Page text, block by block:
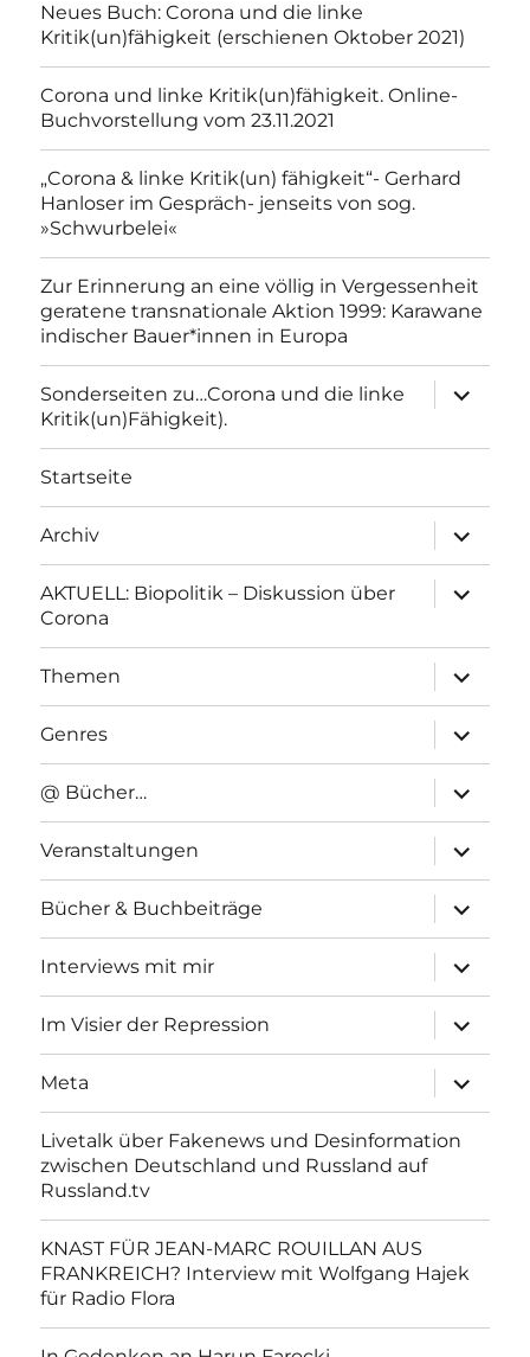
Neues Buch: Corona und die linke
Kritik(un)fähigkeit (erschienen Oktober 2021)
Corona und linke Kritik(un)fähigkeit. Online-
Buchvorstellung vom 23.11.2021
„Corona & linke Kritik(un) fähigkeit“- Gerhard
Hanloser im Gespräch- jenseits von sog.
»Schwurbelei«
Zur Erinnerung an eine völlig in Vergessenheit
geratene transnationale Aktion 1999: Karawane
indischer Bauer*innen in Europa
Sonderseiten zu…Corona und die linke
Kritik(un)Fähigkeit).
anzeigen
Startseite
Archiv
anzeigen
AKTUELL: Biopolitik – Diskussion über
Corona
anzeigen
Themen
anzeigen
Genres
anzeigen
@ Bücher…
anzeigen
Veranstaltungen
anzeigen
Bücher & Buchbeiträge
anzeigen
Interviews mit mir
anzeigen
Im Visier der Repression
anzeigen
Meta
anzeigen
Livetalk über Fakenews und Desinformation
zwischen Deutschland und Russland auf
Russland.tv
KNAST FÜR JEAN-MARC ROUILLAN AUS
FRANKREICH? Interview mit Wolfgang Hajek
für Radio Flora